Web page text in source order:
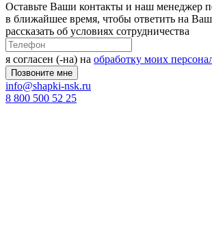
Оставьте Ваши контакты и наш менеджер
в ближайшее время, чтобы ответить на
рассказать об условиях сотрудничества
я согласен (-на) на обработку моих
info@shapki-nsk.ru
8 800 500 52 25